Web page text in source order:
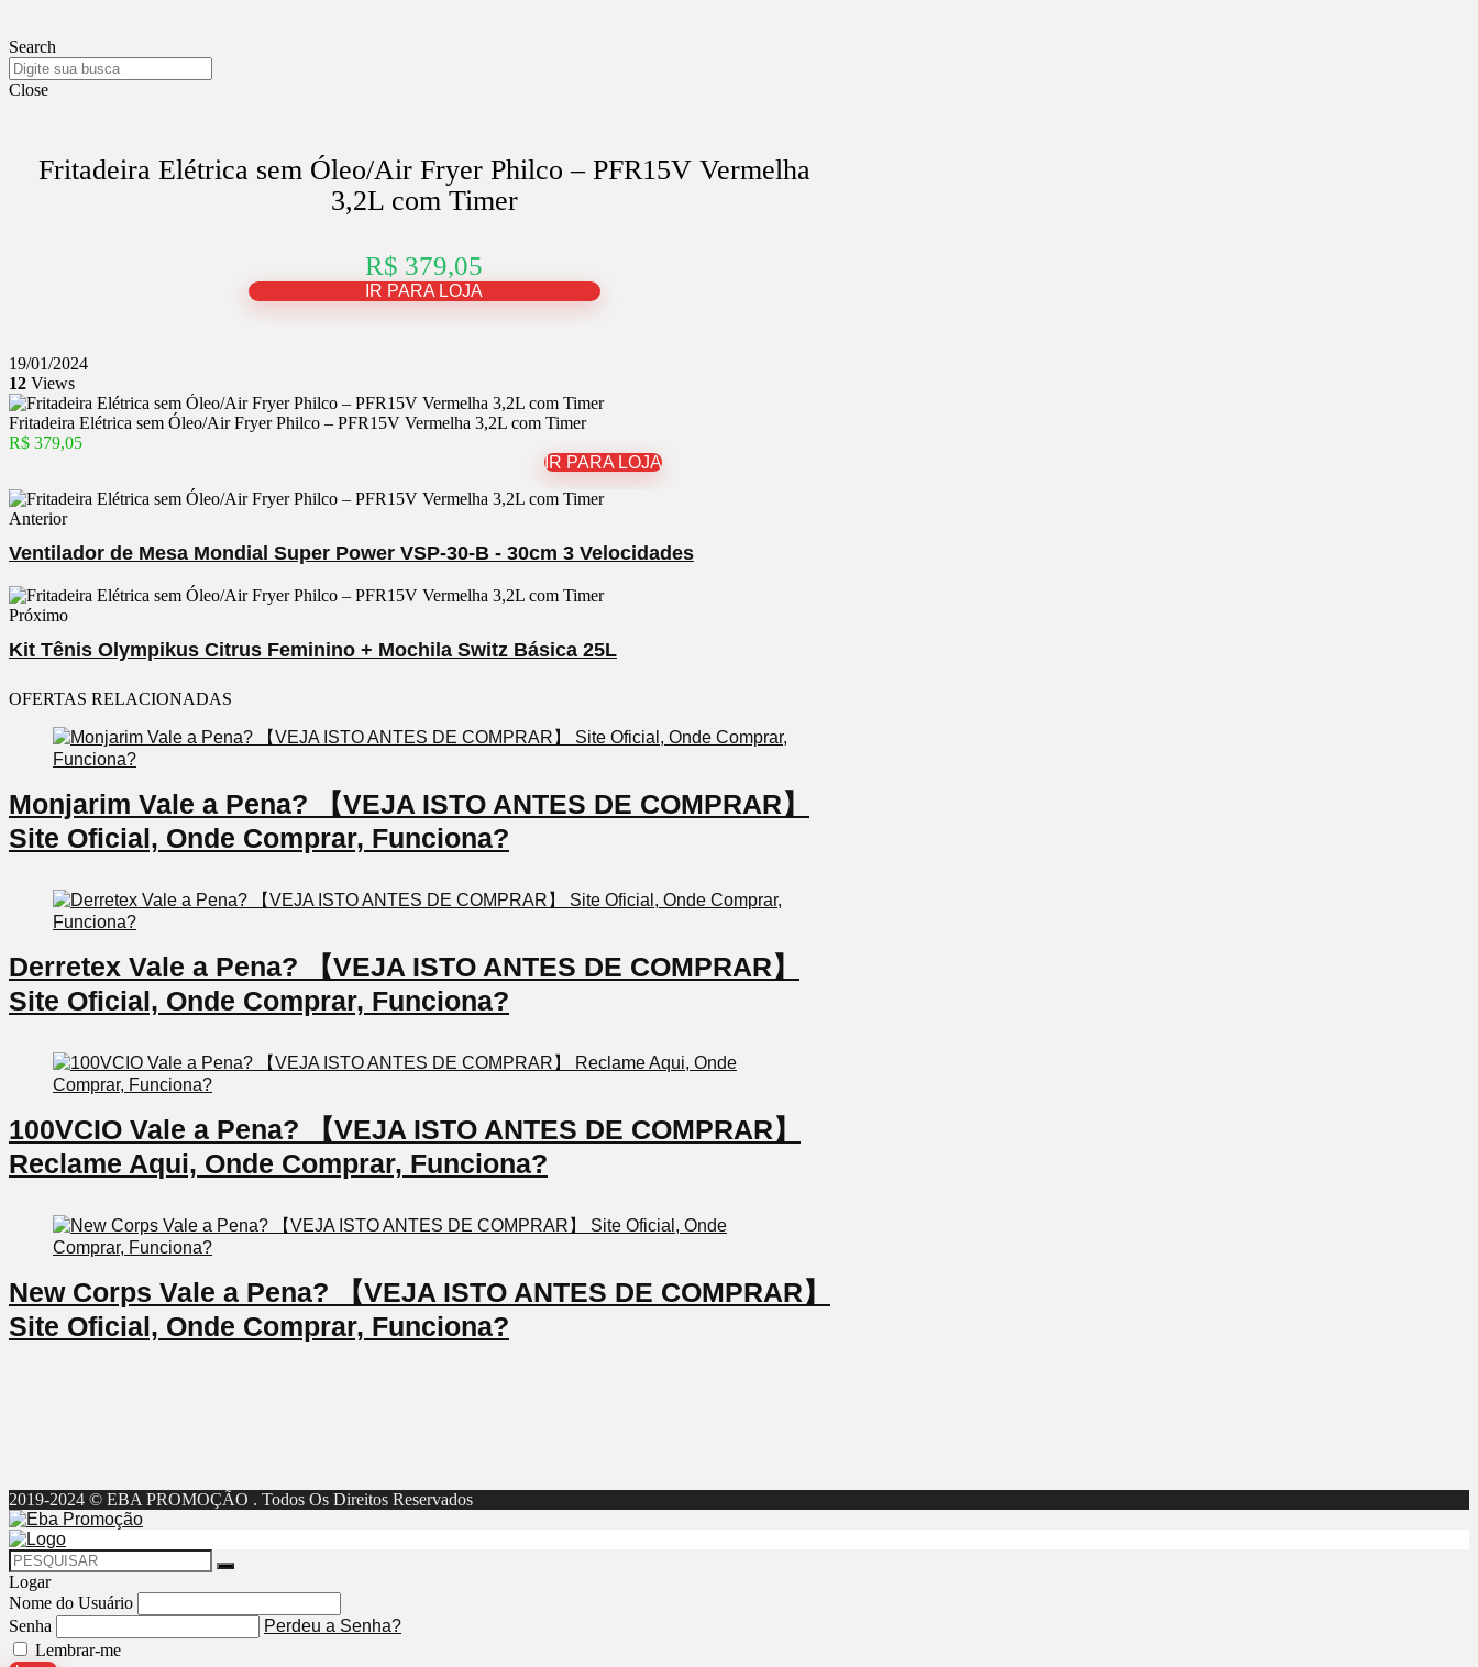
Search
Close
Fritadeira Elétrica sem Óleo/Air Fryer Philco – PFR15V Vermelha
3,2L com Timer
R$ 379,05
IR PARA LOJA
19/01/2024
12 Views
Fritadeira Elétrica sem Óleo/Air Fryer Philco – PFR15V Vermelha 3,2L com Timer
R$ 379,05
IR PARA LOJA
Anterior
Ventilador de Mesa Mondial Super Power VSP-30-B - 30cm 3 Velocidades
Próximo
Kit Tênis Olympikus Citrus Feminino + Mochila Switz Básica 25L
OFERTAS RELACIONADAS
Monjarim Vale a Pena? 【VEJA ISTO ANTES DE COMPRAR】
Site Oficial, Onde Comprar, Funciona?
Derretex Vale a Pena? 【VEJA ISTO ANTES DE COMPRAR】
Site Oficial, Onde Comprar, Funciona?
100VCIO Vale a Pena? 【VEJA ISTO ANTES DE COMPRAR】
Reclame Aqui, Onde Comprar, Funciona?
New Corps Vale a Pena? 【VEJA ISTO ANTES DE COMPRAR】
Site Oficial, Onde Comprar, Funciona?
2019-2024 © EBA PROMOÇÃO . Todos Os Direitos Reservados
Logar
Nome do Usuário
Senha
Perdeu a Senha?
Lembrar-me